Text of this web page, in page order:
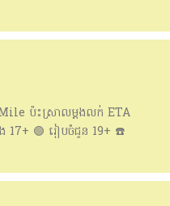
2007 (Telegram) 🏡
ប៉ះស្រាលម្ដងលក់ ETA
17+ 🟢 រៀបចំជូន 19+ ☎️
ាងឡាន: